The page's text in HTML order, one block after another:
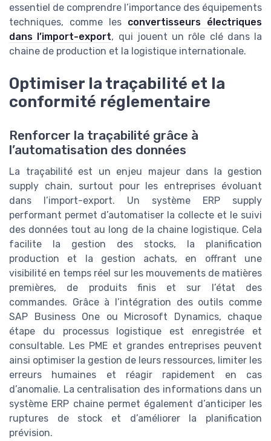
essentiel de comprendre l’importance des équipements
techniques, comme les convertisseurs électriques
dans l’import-export, qui jouent un rôle clé dans la
chaine de production et la logistique internationale.
Optimiser la traçabilité et la
conformité réglementaire
Renforcer la traçabilité grâce à
l’automatisation des données
La traçabilité est un enjeu majeur dans la gestion
supply chain, surtout pour les entreprises évoluant
dans l’import-export. Un système ERP supply
performant permet d’automatiser la collecte et le suivi
des données tout au long de la chaine logistique. Cela
facilite la gestion des stocks, la planification
production et la gestion achats, en offrant une
visibilité en temps réel sur les mouvements de matières
premières, de produits finis et sur l’état des
commandes. Grâce à l’intégration des outils comme
SAP Business One ou Microsoft Dynamics, chaque
étape du processus logistique est enregistrée et
consultable. Les PME et grandes entreprises peuvent
ainsi optimiser la gestion de leurs ressources, limiter les
erreurs humaines et réagir rapidement en cas
d’anomalie. La centralisation des informations dans un
système ERP chaine permet également d’anticiper les
ruptures de stock et d’améliorer la planification
prévision.